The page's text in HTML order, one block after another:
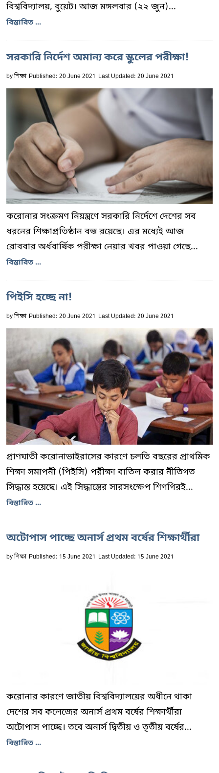
বিশ্ববিদ্যালয়, বুয়েট। আজ মঙ্গলবার (২২ জুন)...
বিস্তারিত ...
সরকারি নির্দেশ অমান্য করে স্কুলের পরীক্ষা!
byশিক্ষা Published: 20 June 2021 Last Updated: 20 June 2021
করোনার সংক্রমণ নিয়ন্ত্রণে সরকারি নির্দেশে দেশের সব
ধরনের শিক্ষাপ্রতিষ্ঠান বন্ধ রয়েছে। এর মধ্যেই আজ
রোববার অর্ধবার্ষিক পরীক্ষা নেয়ার খবর পাওয়া গেছে...
বিস্তারিত ...
পিইসি হচ্ছে না!
byশিক্ষা Published: 20 June 2021 Last Updated: 20 June 2021
প্রাণঘাতী করোনাভাইরাসের কারণে চলতি বছরের প্রাথমিক
শিক্ষা সমাপনী (পিইসি) পরীক্ষা বাতিল করার নীতিগত
সিদ্ধান্ত হয়েছে। এই সিদ্ধান্তের সারসংক্ষেপ শিগগিরই...
বিস্তারিত ...
অটোপাস পাচ্ছে অনার্স প্রথম বর্ষের শিক্ষার্থীরা
byশিক্ষা Published: 15 June 2021 Last Updated: 15 June 2021
করোনার কারণে জাতীয় বিশ্ববিদ্যালয়ের অধীনে থাকা
দেশের সব কলেজের অনার্স প্রথম বর্ষের শিক্ষার্থীরা
অটোপাস পাচ্ছে। তবে অনার্স দ্বিতীয় ও তৃতীয় বর্ষের...
বিস্তারিত ...